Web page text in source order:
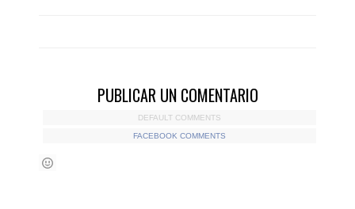
PUBLICAR UN COMENTARIO
DEFAULT COMMENTS
FACEBOOK COMMENTS